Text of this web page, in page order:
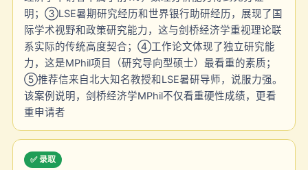
明；③LSE暑期研究经历和世界银行助研经历，展现了国
际学术视野和政策研究能力，这与剑桥经济学重视理论联
系实际的传统高度契合；④工作论文体现了独立研究能
力，这是MPhil项目（研究导向型硕士）最看重的素质；
⑤推荐信来自北大知名教授和LSE暑研导师，说服力强。
该案例说明，剑桥经济学MPhil不仅看重硬性成绩，更看
重申请者
✅ 录取